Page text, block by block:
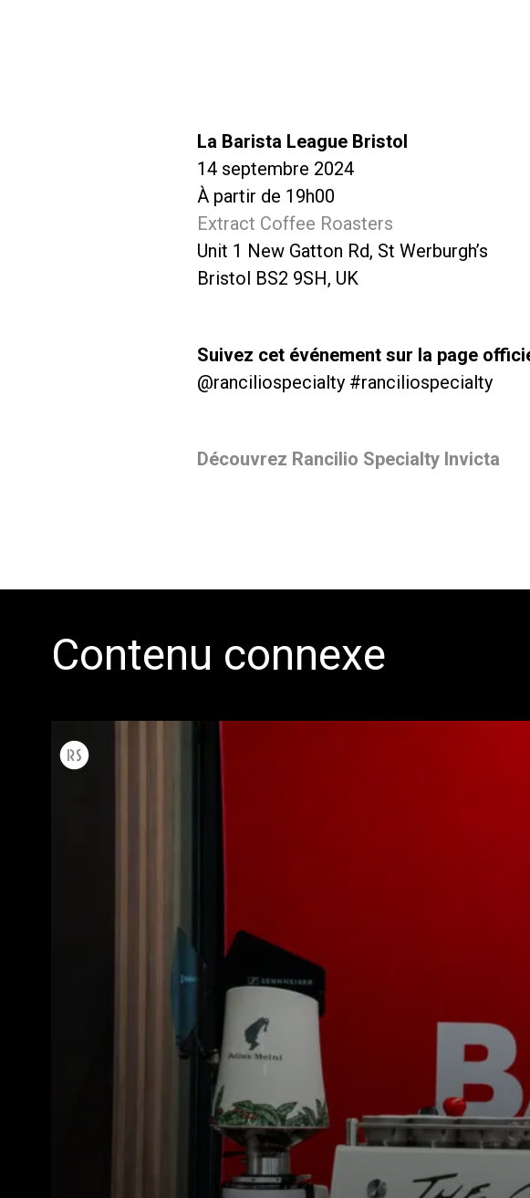
La Barista League Bristol
14 septembre 2024
À partir de 19h00
Extract Coffee Roasters
Unit 1 New Gatton Rd, St Werburgh’s
Bristol BS2 9SH, UK
Suivez cet événement sur la page
@ranciliospecialty #ranciliospecialty
Découvrez Rancilio Specialty Invicta
Contenu connexe